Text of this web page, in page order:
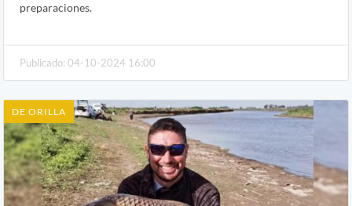
preparaciones.
Publicado: 04-10-2024 16:00
DE ORILLA